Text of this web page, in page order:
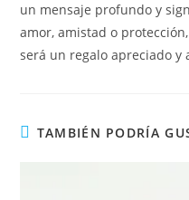
un mensaje profundo y
amor, amistad o
será un regalo apreciado y
TAMBIÉN PODRÍA